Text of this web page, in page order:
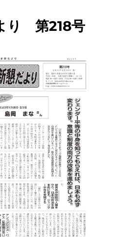
り 第218号